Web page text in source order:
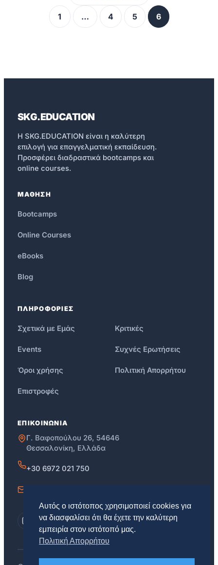
Αυτός ο ιστότοπος χρησιμοποιεί cookies για
να διασφαλίσει ότι θα έχετε την καλύτερη
εμπειρία στον ιστότοπό μας.
Πολιτική Απορρήτου
1 … 4 5 6
SKG.EDUCATION
Η SKG.EDUCATION είναι η καλύτερη
επιλογή για επαγγελματική εκπαίδευση.
Προσφέρει διαδραστικά bootcamps και
online courses.
ΜΑΘΗΣΗ
Bootcamps
Online Courses
eBooks
Blog
ΠΛΗΡΟΦΟΡΙΕΣ
Σχετικά με Εμάς Κριτικές
Events Συχνές Ερωτήσεις
Όροι χρήσης Πολιτική Απορρήτου
Επιστροφές
ΕΠΙΚΟΙΝΩΝΙΑ
Γ. Βαφοπούλου 26, 54646
Θεσσαλονίκη, Ελλάδα
+30 6972 021 750